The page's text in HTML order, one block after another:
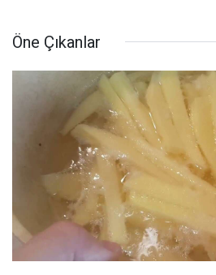
Öne Çıkanlar